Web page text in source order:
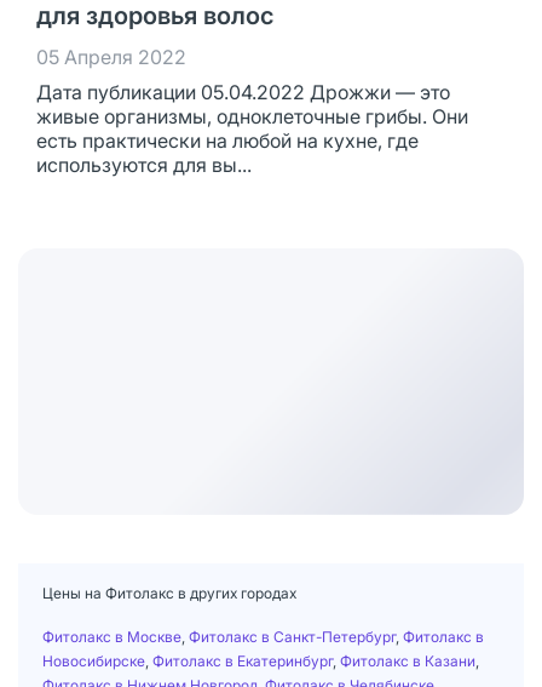
для здоровья волос
05 Апреля 2022
Дата публикации 05.04.2022 Дрожжи — это
живые организмы, одноклеточные грибы. Они
есть практически на любой на кухне, где
используются для вы...
Цены на Фитолакс в других городах
Фитолакс в Москве Фитолакс в Санкт-Петербург, Фитолакс в
Новосибирске Фитолакс в Екатеринбург, Фитолакс в Казани